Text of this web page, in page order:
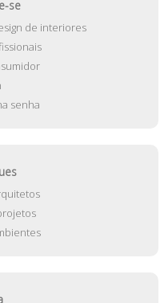
se
de interiores
senha